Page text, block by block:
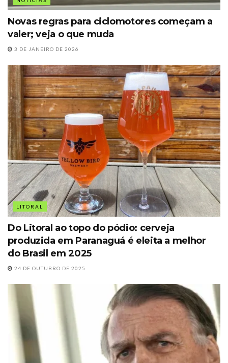
Novas regras para ciclomotores começam a
valer; veja o que muda
3 DE JANEIRO DE 2026
LITORAL
Do Litoral ao topo do pódio: cerveja
produzida em Paranaguá é eleita a melhor
do Brasil em 2025
24 DE OUTUBRO DE 2025